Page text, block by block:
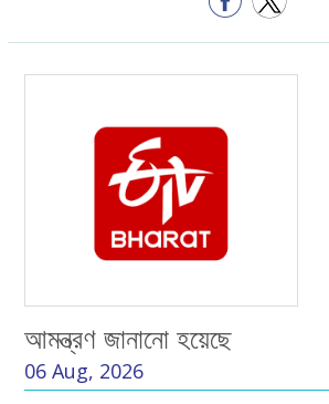
আমন্ত্রণ জানানো হয়েছে
06 Aug, 2026